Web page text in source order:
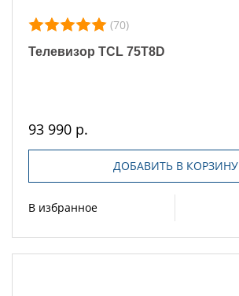
(70)
Телевизор TCL 75T8D
93 990 р.
ДОБАВИТЬ В КОРЗИНУ
В избранное